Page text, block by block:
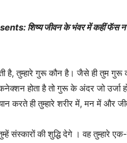
शिष्य जीवन के भंवर में कहीं फॅस न
है, तुम्हारे गुरू कौन है। जैसे ही तुम
होता है तो गुरू के अंदर जो उर्जा
करते ही तुम्हारे शरीर में, मन में और
संस्कारों की शुद्धि देगे । वह तुम्हारे